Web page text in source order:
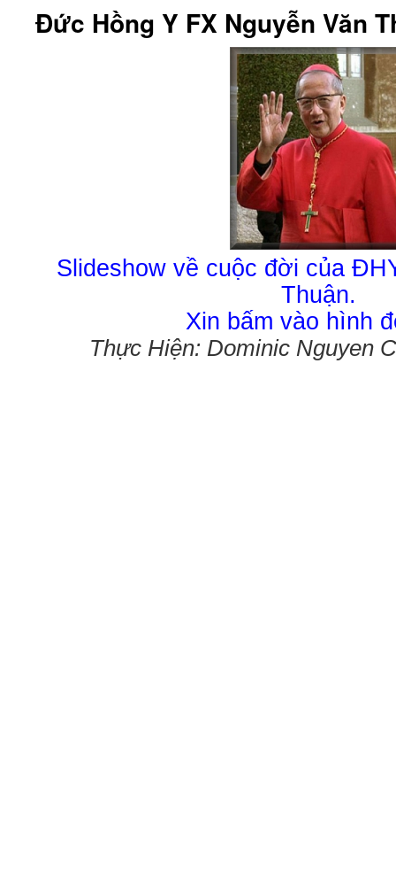
Đức Hồng Y FX Nguyễn Văn
Slideshow về cuộc đời của
Thuận.
Xin bấm vào hình
Thực Hiện: Dominic Nguyen